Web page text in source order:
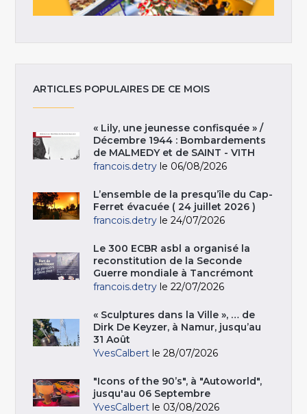
ARTICLES POPULAIRES DE CE MOIS
« Lily, une jeunesse confisquée » /
Décembre 1944 : Bombardements
de MALMEDY et de SAINT - VITH
francois.detry le 06/08/2026
L’ensemble de la presqu’île du Cap-
Ferret évacuée ( 24 juillet 2026 )
francois.detry le 24/07/2026
Le 300 ECBR asbl a organisé la
reconstitution de la Seconde
Guerre mondiale à Tancrémont
francois.detry le 22/07/2026
« Sculptures dans la Ville », … de
Dirk De Keyzer, à Namur, jusqu’au
31 Août
YvesCalbert le 28/07/2026
"Icons of the 90’s", à "Autoworld",
jusqu'au 06 Septembre
YvesCalbert le 03/08/2026